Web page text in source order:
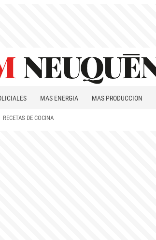
MÁS ENERGÍA MÁS PRODUCCIÓN
RECETAS DE COCINA